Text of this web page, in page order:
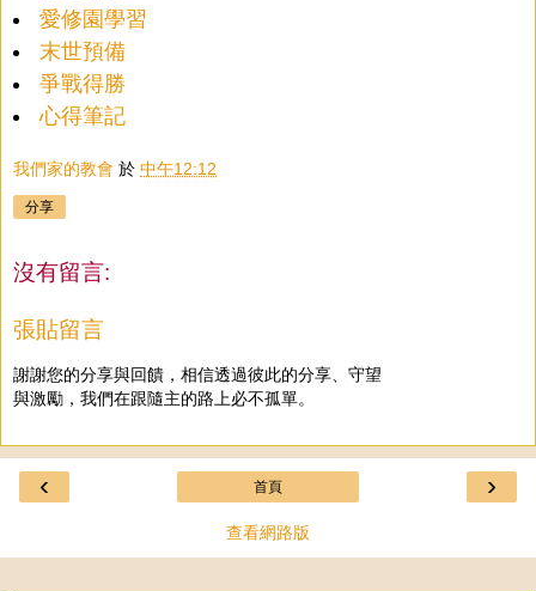
愛修園學習
末世預備
爭戰得勝
心得筆記
我們家的教會 於 中午12:12
分享
沒有留言:
張貼留言
謝謝您的分享與回饋，相信透過彼此的分享、守望
與激勵，我們在跟隨主的路上必不孤單。
‹ ›
首頁
查看網路版